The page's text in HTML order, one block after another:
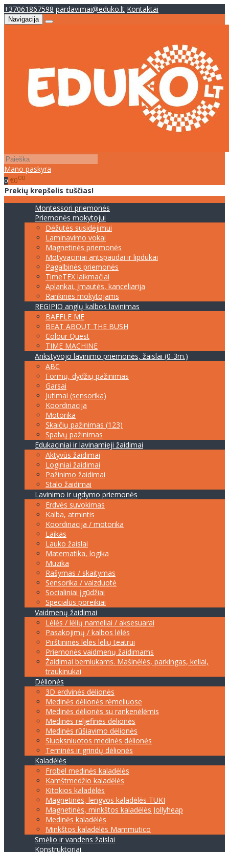
+37061867598 pardavimai@eduko.lt Kontaktai
Navigacija
Mano paskyra
0 €000
Prekių krepšelis tuščias!
Montessori priemonės
Priemonės mokytojui
Dėžutės susidėjimui
Laminavimo vokai
Magnetinės priemonės
Motyvaciniai antspaudai ir lipdukai
Pagalbinės priemonės
TimeTEX laikmačiai
Aplankai, įmautės, kanceliarija
Rankinės mokytojams
REGIPIO anglų kalbos lavinimas
BAFFLE ME
BEAT ABOUT THE BUSH
Colour Quest
TIME MACHINE
Ankstyvojo lavinimo priemonės, žaislai (0-3m.)
ABC
Formų, dydžių pažinimas
Garsai
Jutimai (sensorika)
Koordinacija
Motorika
Skaičių pažinimas (123)
Spalvų pažinimas
Edukaciniai ir lavinamieji žaidimai
Aktyvūs žaidimai
Loginiai žaidimai
Pažinimo žaidimai
Stalo žaidimai
Lavinimo ir ugdymo priemonės
Erdvės suvokimas
Kalba, atmintis
Koordinacija / motorika
Laikas
Lauko žaislai
Matematika, logika
Muzika
Rašymas / skaitymas
Sensorika / vaizduotė
Socialiniai įgūdžiai
Specialūs poreikiai
Vaidmenų žaidimai
Lėlės / lėlių nameliai / aksesuarai
Pasakojimų / kalbos lėlės
Pirštininės lėlės lėlių teatrui
Priemonės vaidmenų žaidimams
Žaidimai berniukams. Mašinėlės, parkingas, keliai,
traukinukai
Dėlionės
3D erdvinės dėlionės
Medinės dėlionės rėmeliuose
Medinės dėlionės su rankenėlėmis
Medinės reljefinės dėlionės
Medinės rūšiavimo dėlionės
Sluoksniuotos medinės dėlionės
Teminės ir grindų dėlionės
Kaladėlės
Frobel medinės kaladėlės
Kamštmedžio kaladėlės
Kitokios kaladėlės
Magnetinės, lengvos kaladėlės TUKI
Magnetinės, minkštos kaladėlės Jollyheap
Medinės kaladėlės
Minkštos kaladėlės Mammutico
Smėlio ir vandens žaislai
Konstruktoriai